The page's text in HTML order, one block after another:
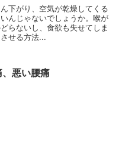
下がり、空気が乾燥してくる
んじゃないでしょうか。喉が
らないし、食欲も失せてしま
せる方法...
、悪い腰痛